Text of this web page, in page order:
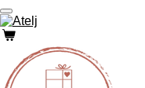
Ga
direct
naar
hoofdinhoud